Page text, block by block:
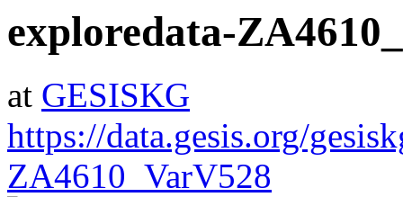
exploredata-
at GESISKG
https://data.gesis.org/
ZA4610_VarV528